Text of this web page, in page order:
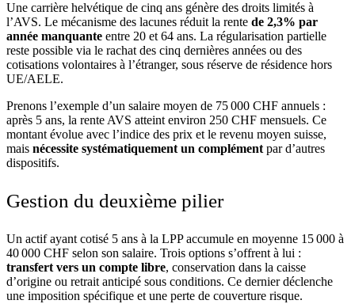
Une carrière helvétique de cinq ans génère des droits limités à
l’AVS. Le mécanisme des lacunes réduit la rente de 2,3% par
année manquante entre 20 et 64 ans. La régularisation partielle
reste possible via le rachat des cinq dernières années ou des
cotisations volontaires à l’étranger, sous réserve de résidence hors
UE/AELE.
Prenons l’exemple d’un salaire moyen de 75 000 CHF annuels :
après 5 ans, la rente AVS atteint environ 250 CHF mensuels. Ce
montant évolue avec l’indice des prix et le revenu moyen suisse,
mais nécessite systématiquement un complément par d’autres
dispositifs.
Gestion du deuxième pilier
Un actif ayant cotisé 5 ans à la LPP accumule en moyenne 15 000 à
40 000 CHF selon son salaire. Trois options s’offrent à lui :
transfert vers un compte libre, conservation dans la caisse
d’origine ou retrait anticipé sous conditions. Ce dernier déclenche
une imposition spécifique et une perte de couverture risque.